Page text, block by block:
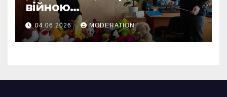
війною…
04.06.2026 MODERATION